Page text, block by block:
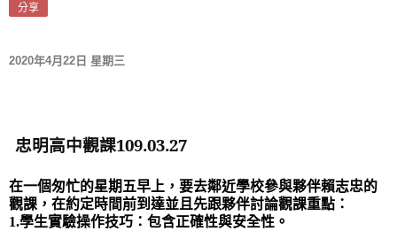
分享
2020年4月22日 星期三
忠明高中觀課109.03.27
在一個匆忙的星期五早上，要去鄰近學校參與夥伴賴志忠的
觀課，在約定時間前到達並且先跟夥伴討論觀課重點：
1.學生實驗操作技巧：包含正確性與安全性。